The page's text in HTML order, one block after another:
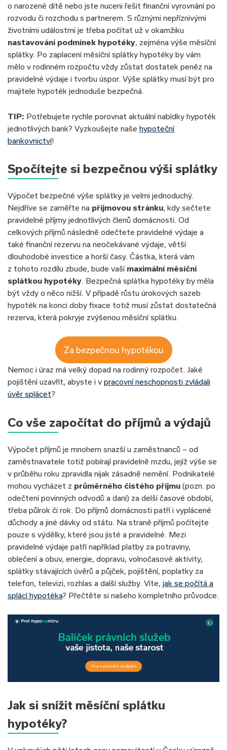
o narozené dítě nebo jste nuceni řešit finanční vyrovnání po
rozvodu či rozchodu s partnerem. S různými nepříznivými
životními událostmi je třeba počítat už v okamžiku
nastavování podmínek hypotéky, zejména výše měsíční
splátky. Po zaplacení měsíční splátky hypotéky by vám
mělo v rodinném rozpočtu vždy zůstat dostatek peněz na
pravidelné výdaje i tvorbu úspor. Výše splátky musí být pro
majitele hypoték jednoduše bezpečná.
TIP: Potřebujete rychle porovnat aktuální nabídky hypoték
jednotlivých bank? Vyzkoušejte naše hypoteční
bankovnictví!
Spočítejte si bezpečnou výši splátky
Výpočet bezpečné výše splátky je velmi jednoduchý.
Nejdříve se zaměřte na příjmovou stránku, kdy sečtete
pravidelné příjmy jednotlivých členů domácnosti. Od
celkových příjmů následně odečtete pravidelné výdaje a
také finanční rezervu na neočekávané výdaje, větší
dlouhodobé investice a horší časy. Částka, která vám
z tohoto rozdílu zbude, bude vaší maximální měsíční
splátkou hypotéky. Bezpečná splátka hypotéky by měla
být vždy o něco nižší. V případě růstu úrokových sazeb
hypoték na konci doby fixace totiž musí zůstat dostatečná
rezerva, která pokryje zvýšenou měsíční splátku.
Za bezpečnou hypotékou
Nemoc i úraz má velký dopad na rodinný rozpočet. Jaké
pojištění uzavřít, abyste i v pracovní neschopnosti zvládali
úvěr splácet?
Co vše započítat do příjmů a výdajů
Výpočet příjmů je mnohem snazší u zaměstnanců – od
zaměstnavatele totiž pobírají pravidelně mzdu, jejíž výše se
v průběhu roku zpravidla nijak zásadně nemění. Podnikatelé
mohou vycházet z průměrného čistého příjmu (pozn. po
odečtení povinných odvodů a daní) za delší časové období,
třeba půlrok či rok. Do příjmů domácnosti patří i vyplácené
důchody a jiné dávky od státu. Na straně příjmů počítejte
pouze s výdělky, které jsou jisté a pravidelné. Mezi
pravidelné výdaje patří například platby za potraviny,
oblečení a obuv, energie, dopravu, volnočasové aktivity,
splátky stávajících úvěrů a půjček, pojištění, poplatky za
telefon, televizi, rozhlas a další služby. Víte, jak se počítá a
splácí hypotéka? Přečtěte si našeho kompletního průvodce.
Jak si snížit měsíční splátku
hypotéky?